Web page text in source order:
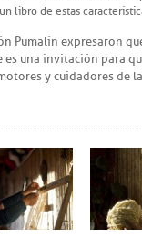
libro de estas
Pumalín expresaron
es una invitación para
y cuidadores de